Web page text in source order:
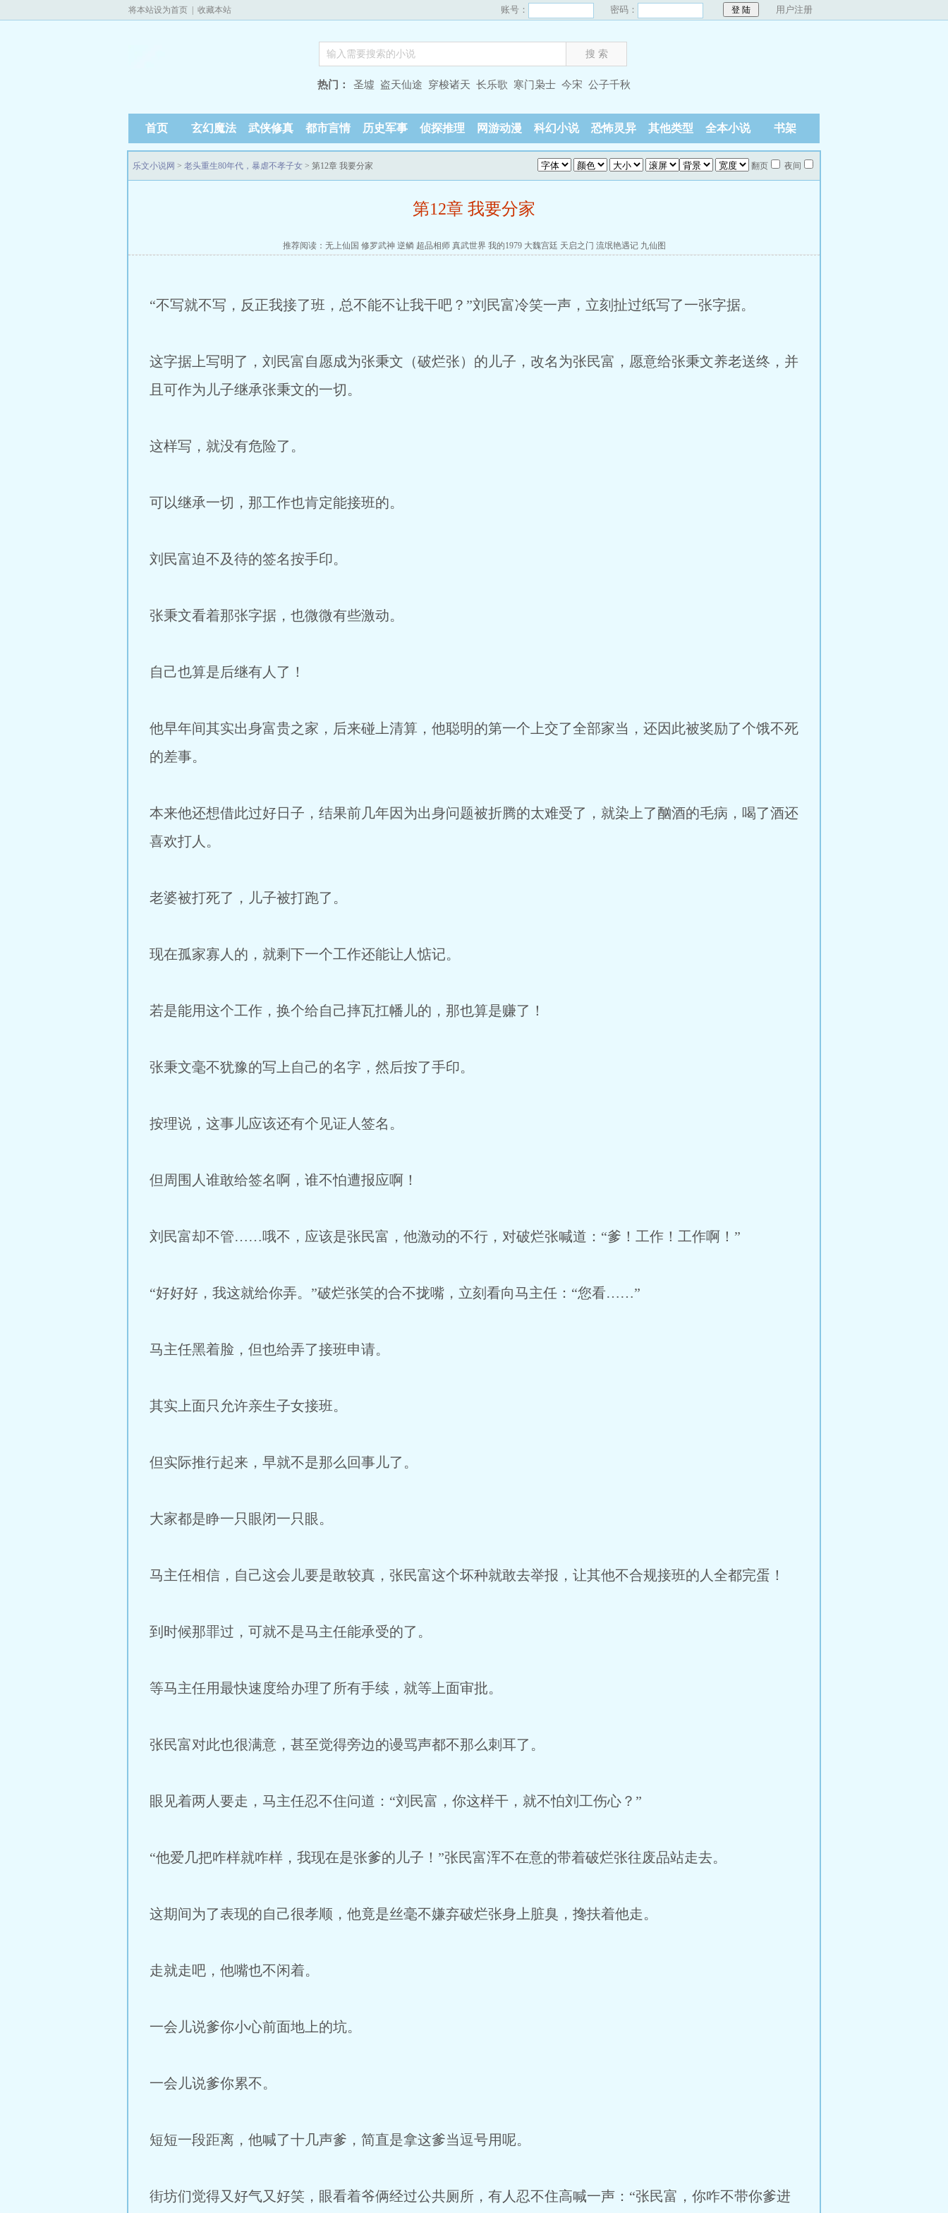
将本站设为首页 收藏本站 账号： 密码： 用户注册
热门： 圣墟 盗天仙途 穿梭诸天 长乐歌 寒门枭士 今宋 公子千秋
首页 玄幻魔法 武侠修真 都市言情 历史军事 侦探推理 网游动漫 科幻小说 恐怖灵异 其他类型 全本小说 书架
乐文小说网 > 老头重生80年代，暴虐不孝子女 > 第12章 我要分家 翻页 夜间
第12章 我要分家
推荐阅读： 无上仙国 修罗武神 逆鳞 超品相师 真武世界 我的1979 大魏宫廷 天启之门 流氓艳遇记 九仙图
“不写就不写，反正我接了班，总不能不让我干吧？”刘民富冷笑一声，立刻扯过纸写了一张字据。
这字据上写明了，刘民富自愿成为张秉文（破烂张）的儿子，改名为张民富，愿意给张秉文养老送终，并
且可作为儿子继承张秉文的一切。
这样写，就没有危险了。
可以继承一切，那工作也肯定能接班的。
刘民富迫不及待的签名按手印。
张秉文看着那张字据，也微微有些激动。
自己也算是后继有人了！
他早年间其实出身富贵之家，后来碰上清算，他聪明的第一个上交了全部家当，还因此被奖励了个饿不死
的差事。
本来他还想借此过好日子，结果前几年因为出身问题被折腾的太难受了，就染上了酗酒的毛病，喝了酒还
喜欢打人。
老婆被打死了，儿子被打跑了。
现在孤家寡人的，就剩下一个工作还能让人惦记。
若是能用这个工作，换个给自己摔瓦扛幡儿的，那也算是赚了！
张秉文毫不犹豫的写上自己的名字，然后按了手印。
按理说，这事儿应该还有个见证人签名。
但周围人谁敢给签名啊，谁不怕遭报应啊！
刘民富却不管……哦不，应该是张民富，他激动的不行，对破烂张喊道：“爹！工作！工作啊！”
“好好好，我这就给你弄。”破烂张笑的合不拢嘴，立刻看向马主任：“您看……”
马主任黑着脸，但也给弄了接班申请。
其实上面只允许亲生子女接班。
但实际推行起来，早就不是那么回事儿了。
大家都是睁一只眼闭一只眼。
马主任相信，自己这会儿要是敢较真，张民富这个坏种就敢去举报，让其他不合规接班的人全都完蛋！
到时候那罪过，可就不是马主任能承受的了。
等马主任用最快速度给办理了所有手续，就等上面审批。
张民富对此也很满意，甚至觉得旁边的谩骂声都不那么刺耳了。
眼见着两人要走，马主任忍不住问道：“刘民富，你这样干，就不怕刘工伤心？”
“他爱几把咋样就咋样，我现在是张爹的儿子！”张民富浑不在意的带着破烂张往废品站走去。
这期间为了表现的自己很孝顺，他竟是丝毫不嫌弃破烂张身上脏臭，搀扶着他走。
走就走吧，他嘴也不闲着。
一会儿说爹你小心前面地上的坑。
一会儿说爹你累不。
短短一段距离，他喊了十几声爹，简直是拿这爹当逗号用呢。
街坊们觉得又好气又好笑，眼看着爷俩经过公共厕所，有人忍不住高喊一声：“张民富，你咋不带你爹进